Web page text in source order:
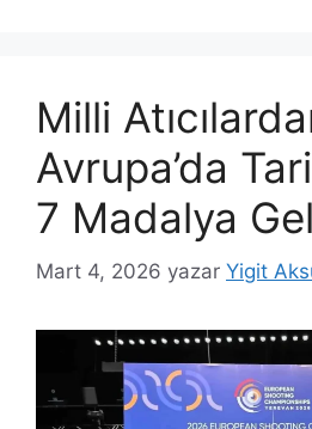
Milli
Avrupa’da
7 Madalya
Mart 4, 2026 yazar Yigit